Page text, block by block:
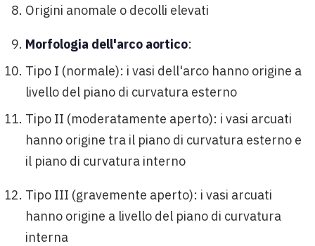
Origini anomale o decolli elevati
Morfologia dell'arco aortico:
Tipo I (normale): i vasi dell'arco hanno origine a
livello del piano di curvatura esterno
Tipo II (moderatamente aperto): i vasi arcuati
hanno origine tra il piano di curvatura esterno e
il piano di curvatura interno
Tipo III (gravemente aperto): i vasi arcuati
hanno origine a livello del piano di curvatura
interna